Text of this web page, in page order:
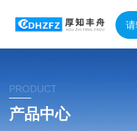
PRODUCT
产品中心